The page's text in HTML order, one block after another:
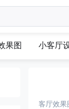
果图 小客厅
客厅效果